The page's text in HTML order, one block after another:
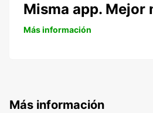
Misma app. Mejor
Más información
Más información